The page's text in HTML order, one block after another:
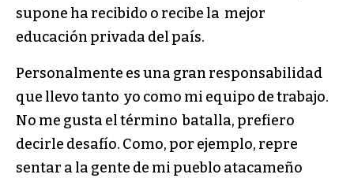
supone ha recibido o recibe la mejor
educación privada del país.
Personalmente es una gran responsabilidad
que llevo tanto yo como mi equipo de trabajo.
No me gusta el término batalla, prefiero
decirle desafío. Como, por ejemplo, repre
sentar a la gente de mi pueblo atacameño